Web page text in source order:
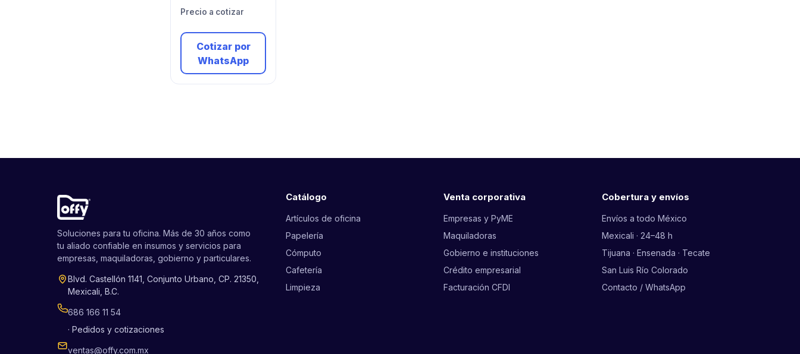
Precio a cotizar
Cotizar por
WhatsApp
Soluciones para tu oficina. Más de 30 años como
tu aliado confiable en insumos y servicios para
empresas, maquiladoras, gobierno y particulares.
Blvd. Castellón 1141, Conjunto Urbano, CP. 21350,
Mexicali, B.C.
686 166 11 54
· Pedidos y cotizaciones
ventas@offy.com.mx
Catálogo
Artículos de oficina
Papelería
Cómputo
Cafetería
Limpieza
Venta corporativa
Empresas y PyME
Maquiladoras
Gobierno e instituciones
Crédito empresarial
Facturación CFDI
Cobertura y envíos
Envíos a todo México
Mexicali · 24–48 h
Tijuana · Ensenada · Tecate
San Luis Río Colorado
Contacto / WhatsApp